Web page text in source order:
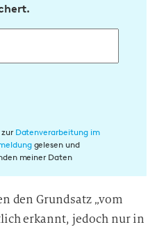
zur Datenverarbeitung im
gelesen und
meiner Daten
den Grundsatz „vom
erkannt, jedoch nur in